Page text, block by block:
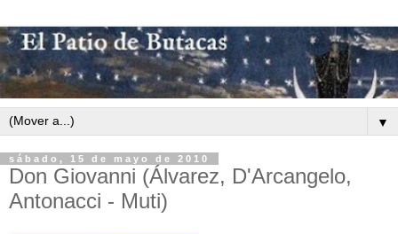
▼
sábado, 15 de mayo de 2010
Don Giovanni (Álvarez, D'Arcangelo,
Antonacci - Muti)